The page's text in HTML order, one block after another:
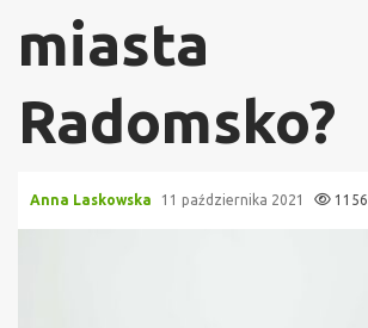
miasta
Radomsko?
Anna Laskowska 11 października 2021 1156